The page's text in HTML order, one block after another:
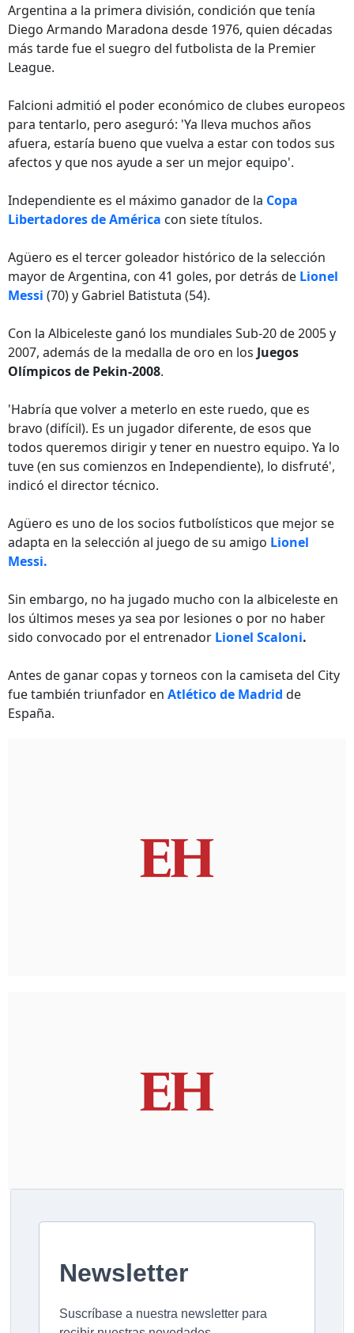
Argentina a la primera división, condición que tenía
Diego Armando Maradona desde 1976, quien décadas
más tarde fue el suegro del futbolista de la Premier
League.
Falcioni admitió el poder económico de clubes europeos
para tentarlo, pero aseguró: 'Ya lleva muchos años
afuera, estaría bueno que vuelva a estar con todos sus
afectos y que nos ayude a ser un mejor equipo'.
Independiente es el máximo ganador de la Copa
Libertadores de América con siete títulos.
Agüero es el tercer goleador histórico de la selección
mayor de Argentina, con 41 goles, por detrás de Lionel
Messi (70) y Gabriel Batistuta (54).
Con la Albiceleste ganó los mundiales Sub-20 de 2005 y
2007, además de la medalla de oro en los Juegos
Olímpicos de Pekin-2008.
'Habría que volver a meterlo en este ruedo, que es
bravo (difícil). Es un jugador diferente, de esos que
todos queremos dirigir y tener en nuestro equipo. Ya lo
tuve (en sus comienzos en Independiente), lo disfruté',
indicó el director técnico.
Agüero es uno de los socios futbolísticos que mejor se
adapta en la selección al juego de su amigo Lionel
Messi.
Sin embargo, no ha jugado mucho con la albiceleste en
los últimos meses ya sea por lesiones o por no haber
sido convocado por el entrenador Lionel Scaloni.
Antes de ganar copas y torneos con la camiseta del City
fue también triunfador en Atlético de Madrid de
España.